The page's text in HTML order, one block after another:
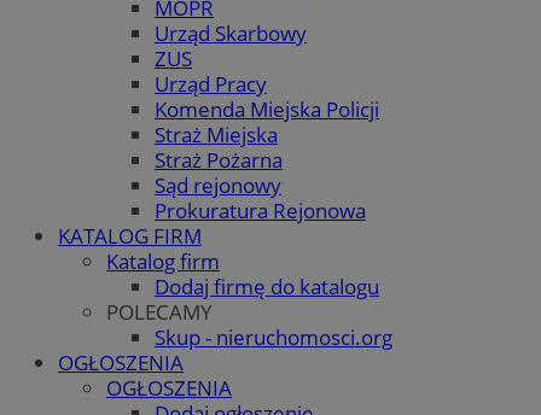
MOPR
Urząd Skarbowy
ZUS
Urząd Pracy
Komenda Miejska Policji
Straż Miejska
Straż Pożarna
Sąd rejonowy
Prokuratura Rejonowa
KATALOG FIRM
Katalog firm
Dodaj firmę do katalogu
POLECAMY
Skup - nieruchomosci.org
OGŁOSZENIA
OGŁOSZENIA